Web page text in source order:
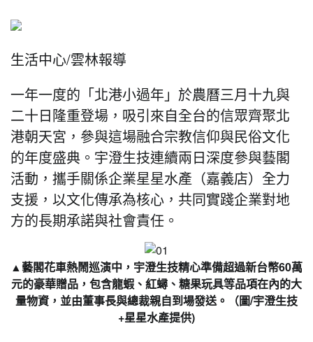
生活中心/雲林報導
一年一度的「北港小過年」於農曆三月十九與
二十日隆重登場，吸引來自全台的信眾齊聚北
港朝天宮，參與這場融合宗教信仰與民俗文化
的年度盛典。宇澄生技連續兩日深度參與藝閣
活動，攜手關係企業星星水產（嘉義店）全力
支援，以文化傳承為核心，共同實踐企業對地
方的長期承諾與社會責任。
▲藝閣花車熱鬧巡演中，宇澄生技精心準備超過新台幣60萬
元的豪華贈品，包含龍蝦、紅蟳、糖果玩具等品項在內的大
量物資，並由董事長與總裁親自到場發送。（圖/宇澄生技
+星星水產提供)